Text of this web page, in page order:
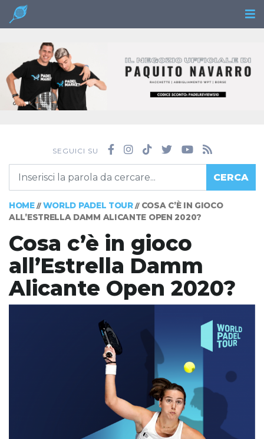
SEGUICI SU
CERCA
HOME// WORLD PADEL TOUR// COSA C’È IN GIOCO
ALL’ESTRELLA DAMM ALICANTE OPEN 2020?
Cosa c’è in gioco
all’Estrella Damm
Alicante Open 2020?